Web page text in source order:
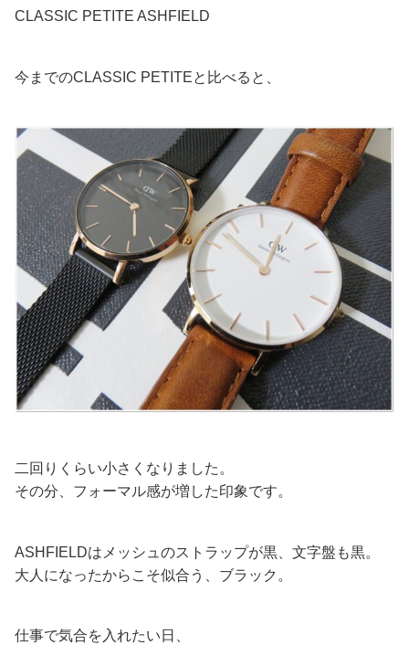
CLASSIC PETITE ASHFIELD
今までのCLASSIC PETITEと比べると、
二回りくらい小さくなりました。
その分、フォーマル感が増した印象です。
ASHFIELDはメッシュのストラップが黒、文字盤も黒。
大人になったからこそ似合う、ブラック。
仕事で気合を入れたい日、